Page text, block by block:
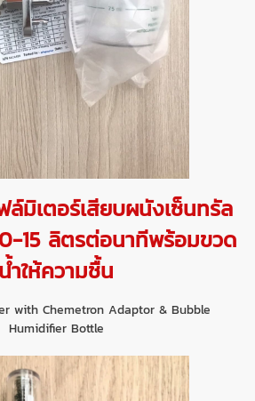
ล์มิเตอร์เสียบผนังเซ็นทรัล
15 ลิตรต่อนาทีพร้อมขวด
น้ำให้ความชื้น
with Chemetron Adaptor & Bubble
Humidifier Bottle